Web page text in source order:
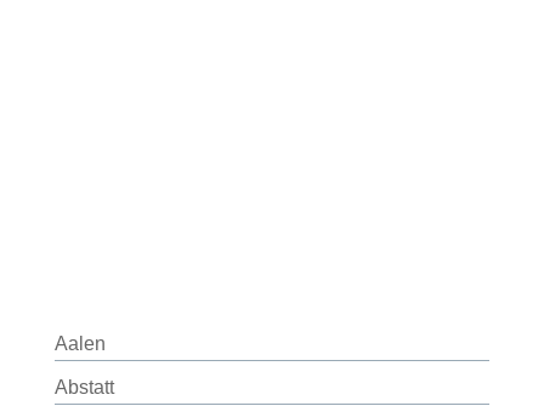
Aalen
Abstatt